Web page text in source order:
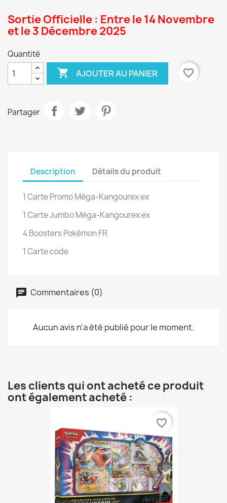
Sortie Officielle : Entre le 14 Novembre
et le 3 Décembre 2025
Quantité
 AJOUTER AU PANIER favorite_border
Partager
Description Détails du produit
1 Carte Promo Méga-Kangourex ex
1 Carte Jumbo Méga-Kangourex ex
4 Boosters Pokémon FR
1 Carte code
Commentaires (0)
Aucun avis n'a été publié pour le moment.
Les clients qui ont acheté ce produit
ont également acheté :
favorite_border